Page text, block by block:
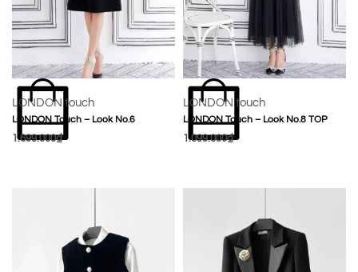
LONDON touch
LONDON Touch – Look No.6
1.699.000₫
LONDON touch
LONDON Touch – Look No.8 TOP
1.099.000₫